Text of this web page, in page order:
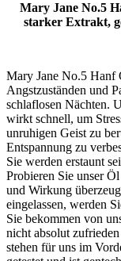
Mary Jane No.5
starker Extrakt,
Mary Jane No.5 Hanf
Angstzuständen und
schlaflosen Nächten.
wirkt schnell, um
unruhigen Geist zu
Entspannung zu
Sie werden erstaunt
Probieren Sie unser
und Wirkung
eingelassen, werden
Sie bekommen von
nicht absolut
stehen für uns im